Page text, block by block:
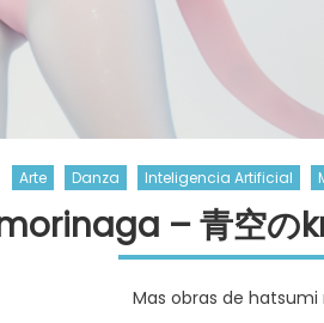
Arte Danza Inteligencia Artificial
– 青空の
Mas obras de